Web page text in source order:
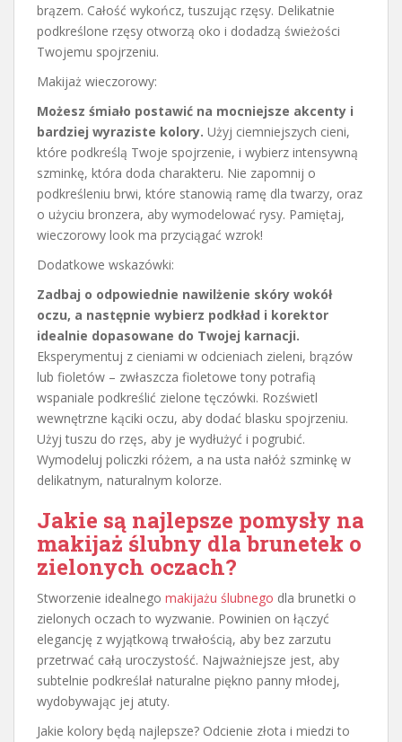
brązem. Całość wykończ, tuszując rzęsy. Delikatnie
podkreślone rzęsy otworzą oko i dodadzą świeżości
Twojemu spojrzeniu.
Makijaż wieczorowy:
Możesz śmiało postawić na mocniejsze akcenty i
bardziej wyraziste kolory. Użyj ciemniejszych cieni,
które podkreślą Twoje spojrzenie, i wybierz intensywną
szminkę, która doda charakteru. Nie zapomnij o
podkreśleniu brwi, które stanowią ramę dla twarzy, oraz
o użyciu bronzera, aby wymodelować rysy. Pamiętaj,
wieczorowy look ma przyciągać wzrok!
Dodatkowe wskazówki:
Zadbaj o odpowiednie nawilżenie skóry wokół
oczu, a następnie wybierz podkład i korektor
idealnie dopasowane do Twojej karnacji.
Eksperymentuj z cieniami w odcieniach zieleni, brązów
lub fioletów – zwłaszcza fioletowe tony potrafią
wspaniale podkreślić zielone tęczówki. Rozświetl
wewnętrzne kąciki oczu, aby dodać blasku spojrzeniu.
Użyj tuszu do rzęs, aby je wydłużyć i pogrubić.
Wymodeluj policzki różem, a na usta nałóż szminkę w
delikatnym, naturalnym kolorze.
Jakie są najlepsze pomysły na
makijaż ślubny dla brunetek o
zielonych oczach?
Stworzenie idealnego makijażu ślubnego dla brunetki o
zielonych oczach to wyzwanie. Powinien on łączyć
elegancję z wyjątkową trwałością, aby bez zarzutu
przetrwać całą uroczystość. Najważniejsze jest, aby
subtelnie podkreślał naturalne piękno panny młodej,
wydobywając jej atuty.
Jakie kolory będą najlepsze? Odcienie złota i miedzi to